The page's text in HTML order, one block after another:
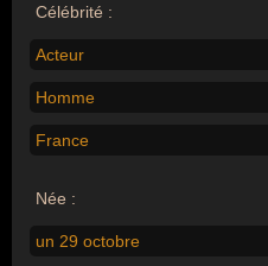
Célébrité :
Acteur
Homme
France
Née :
un 29 octobre